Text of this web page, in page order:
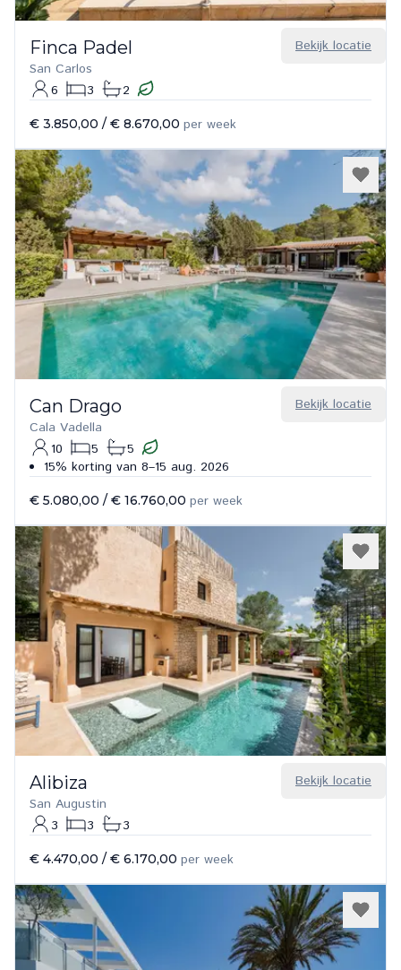
Bekijk locatie
Finca Padel
San Carlos
6
3 2
€ 3.850,00 / € 8.670,00 per week
Bekijk locatie
Can Drago
Cala Vadella
10
5
5
15% korting van 8–15 aug. 2026
€ 5.080,00 / € 16.760,00 per week
Bekijk locatie
Alibiza
San Augustin
3
3 3
€ 4.470,00 / € 6.170,00 per week